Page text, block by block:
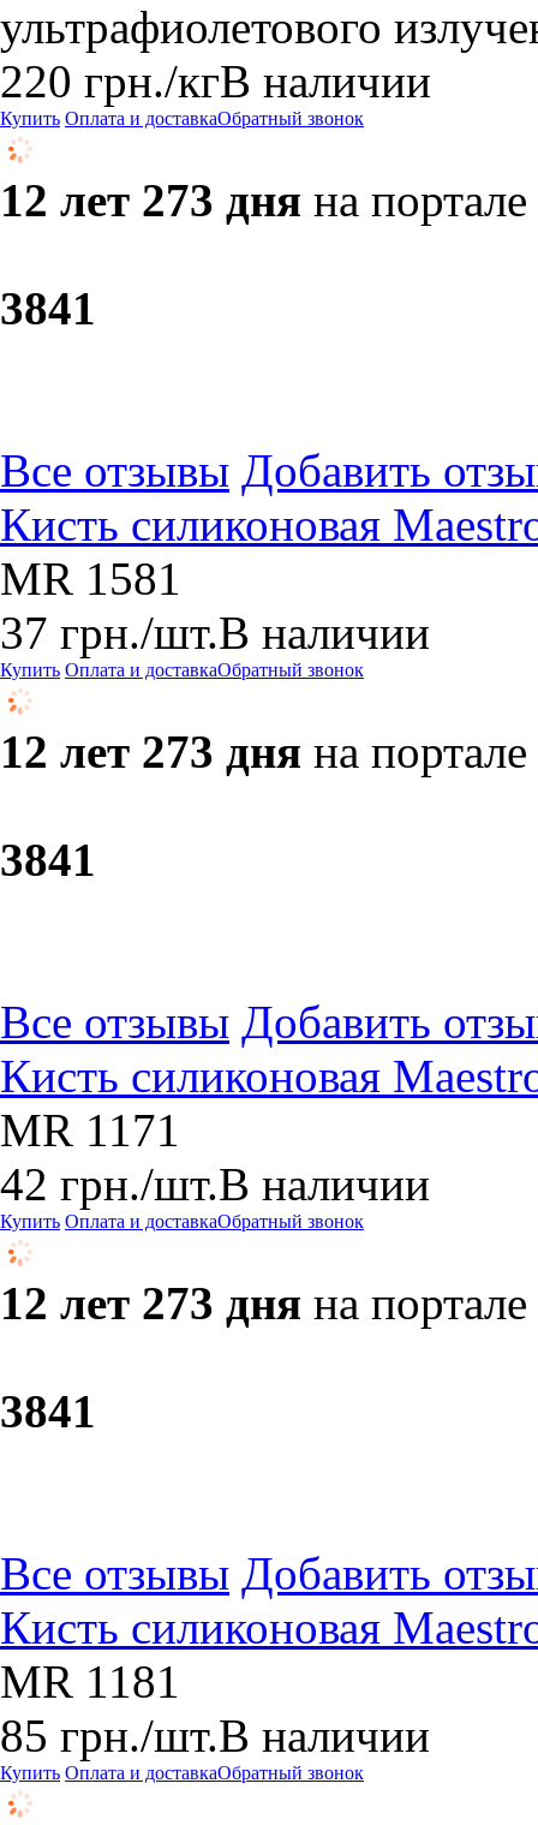
ультрафиолетового
220 грн./кгВ наличии
Купить Оплата и доставкаОбратный звонок
12 лет 273 дня на портале
3841
Все отзывы Добавить
Кисть силиконовая
MR 1581
37 грн./шт.В наличии
Купить Оплата и доставкаОбратный звонок
12 лет 273 дня на портале
3841
Все отзывы Добавить
Кисть силиконовая
MR 1171
42 грн./шт.В наличии
Купить Оплата и доставкаОбратный звонок
12 лет 273 дня на портале
3841
Все отзывы Добавить
Кисть силиконовая
MR 1181
85 грн./шт.В наличии
Купить Оплата и доставкаОбратный звонок